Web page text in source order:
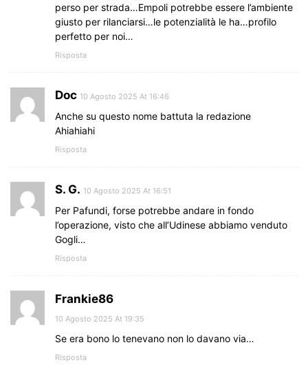
perso per strada…Empoli potrebbe essere l’ambiente
giusto per rilanciarsi…le potenzialità le ha…profilo
perfetto per noi…
Risposta
Doc 10 Agosto 2025 At 16:46
Anche su questo nome battuta la redazione
Ahiahiahi
Risposta
S. G. 10 Agosto 2025 At 16:51
Per Pafundi, forse potrebbe andare in fondo
l’operazione, visto che all’Udinese abbiamo venduto
Gogli…
Risposta
Frankie86
10 Agosto 2025 At 19:35
Se era bono lo tenevano non lo davano via…
Risposta